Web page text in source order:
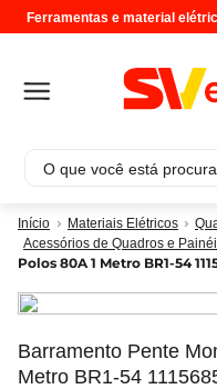
Ferramentas e material
O que você está procurando?
Materiais Elétricos
Acessórios de Quadros e
Polos 80A 1 Metro BR1-54
Barramento Pente
Metro BR1-54
Termos mais
1º cabo
2º luminaria
4º cabo pp